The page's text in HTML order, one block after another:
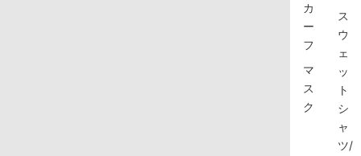
カ
ー
フ
マ
ス
ク
ス
ウ
ェ
ッ
ト
シ
ャ
ツ/